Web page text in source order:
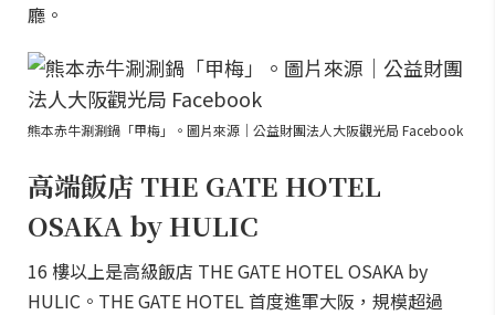
廳。
熊本赤牛涮涮鍋「甲梅」。圖片來源｜公益財團法人大阪觀光局 Facebook
高端飯店 THE GATE HOTEL
OSAKA by HULIC
16 樓以上是高級飯店 THE GATE HOTEL OSAKA by
HULIC。THE GATE HOTEL 首度進軍大阪，規模超過